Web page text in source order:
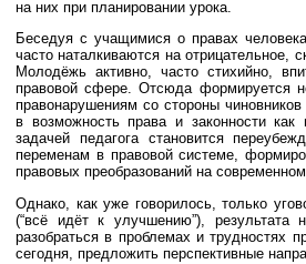
на них при планировании урока.
Беседуя с учащимися о правах
часто наталкиваются на отрицательное,
Молодёжь активно, часто стихийно,
правовой сфере. Отсюда формируется
правонарушениям со стороны
в возможность права и законности как
задачей педагога становится
переменам в правовой системе,
правовых преобразований на
Однако, как уже говорилось, только
(“всё идёт к улучшению”),
разобраться в проблемах и трудностях
сегодня, предложить перспективные